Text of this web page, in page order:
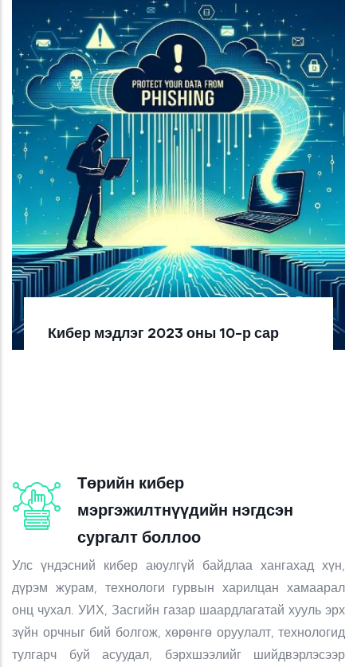
Кибер мэдлэг 2023 оны 10-р сар
Төрийн кибер
мэргэжилтнүүдийн нэгдсэн
сургалт боллоо
Улс үндэсний кибер аюулгүй байдлаа хангахад хүн,
дүрэм журам, технологи гурвын харилцан хамаарал
онц чухал. УИХ, Засгийн газар шаардлагатай хууль эрх
зүйн орчныг бий болгож, хөрөнгө оруулалт, технологид
тулгарч буй асуудал, бэрхшээлийг шийдвэрлэсээр